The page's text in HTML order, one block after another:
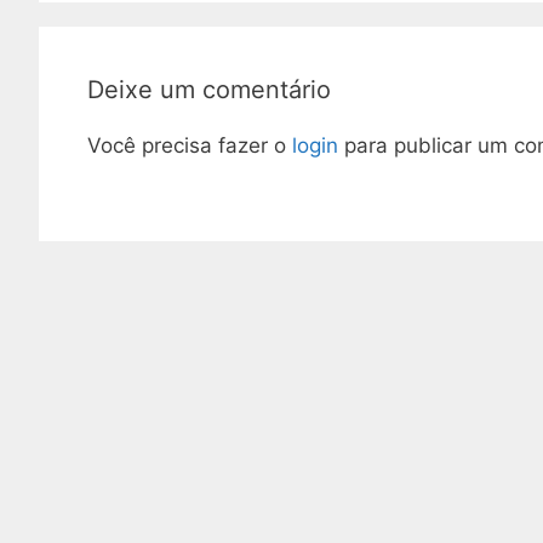
Deixe um comentário
Você precisa fazer o login para publicar um